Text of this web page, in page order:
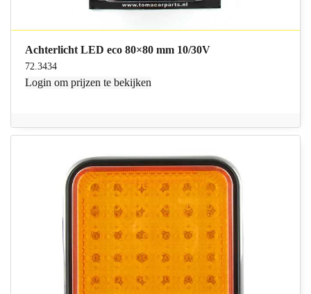
Achterlicht LED eco 80×80 mm 10/30V
72.3434
Login om prijzen te bekijken